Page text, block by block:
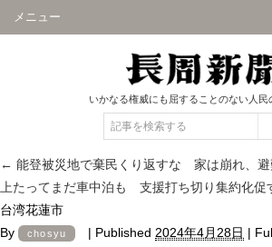
メニュー
いかなる権威にも屈することのない人民
← 能登被災地で棄民くり返すな 家は崩れ、
上たってまだ車中泊も 支援打ち切り集約化促
台湾花蓮市
By
chosyu | Published 2024年4月28日 |